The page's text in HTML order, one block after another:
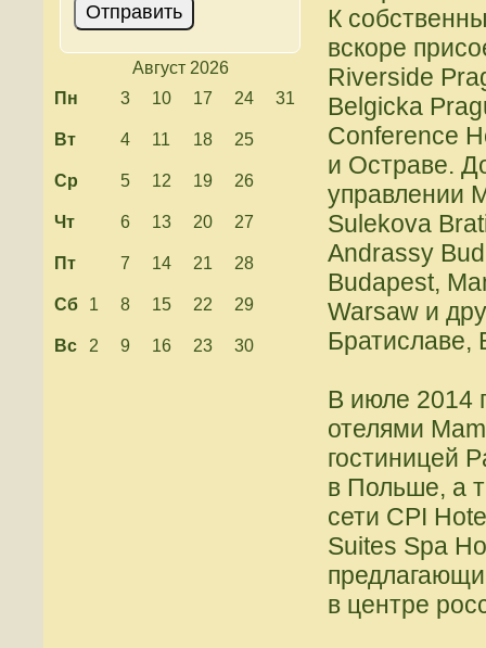
Август 2026
Пн
3 10 17 24 31
Вт 4 11 18 25
Ср 5 12 19 26
Чт 6 13 20 27
Пт 7 14 21 28
Сб 1 8 15 22 29
Вс 2 9 16 23 30
К
вскоре
Riverside
Belgicka
Conference
и Остраве.
управлении
Sulekova
Andrassy
Budapest,
Warsaw и
Братиславе,
В июле 2014
отелями
гостиницей
в Польше, а
сети CPI
Suites Spa
в центре